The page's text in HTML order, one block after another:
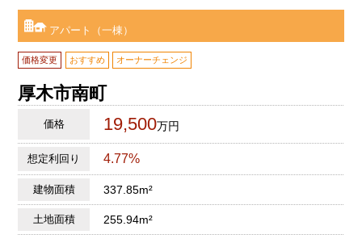
アパート（一棟）
価格変更 おすすめ オーナーチェンジ
厚木市南町
価格 19,500万円
想定利回り 4.77%
建物面積 337.85m²
土地面積 255.94m²